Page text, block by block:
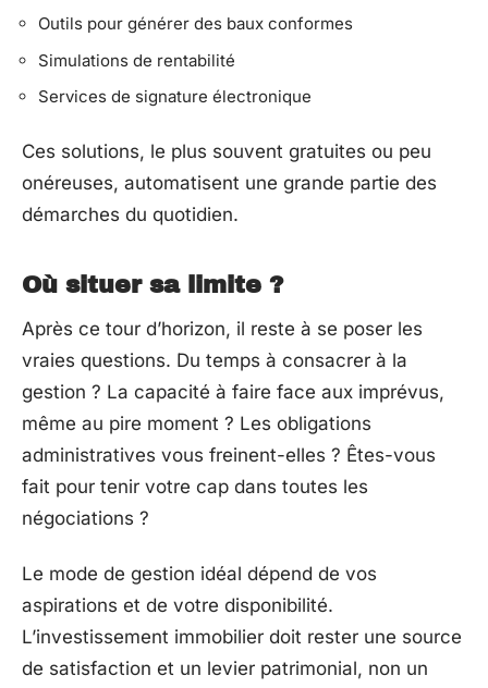
Outils pour générer des baux conformes
Simulations de rentabilité
Services de signature électronique
Ces solutions, le plus souvent gratuites ou peu
onéreuses, automatisent une grande partie des
démarches du quotidien.
Où situer sa limite ?
Après ce tour d’horizon, il reste à se poser les
vraies questions. Du temps à consacrer à la
gestion ? La capacité à faire face aux imprévus,
même au pire moment ? Les obligations
administratives vous freinent-elles ? Êtes-vous
fait pour tenir votre cap dans toutes les
négociations ?
Le mode de gestion idéal dépend de vos
aspirations et de votre disponibilité.
L’investissement immobilier doit rester une source
de satisfaction et un levier patrimonial, non un